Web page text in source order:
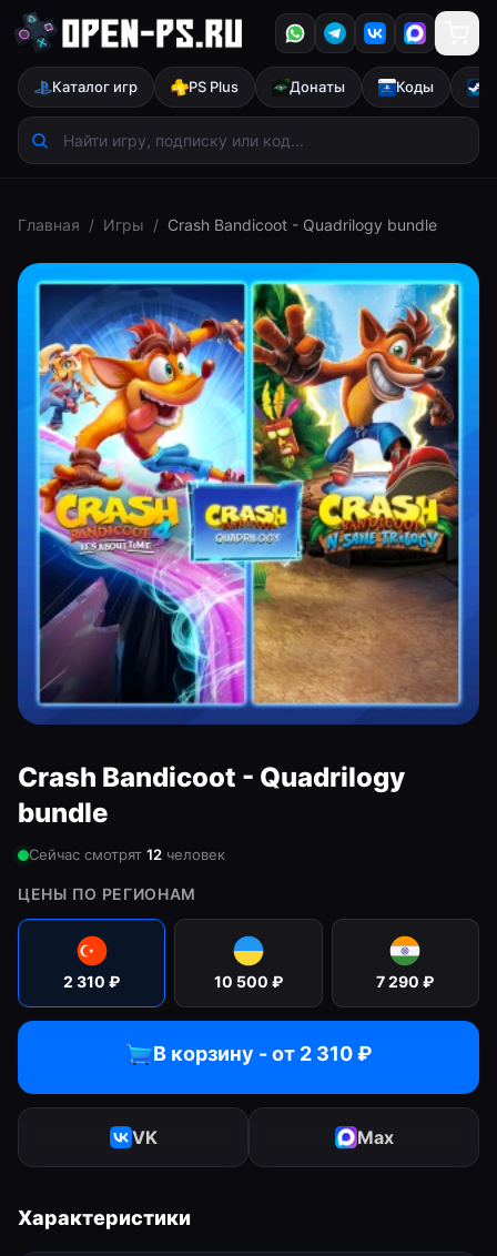
Каталог игр PS Plus Донаты Коды
Главная / Игры / Crash Bandicoot - Quadrilogy bundle
Crash Bandicoot - Quadrilogy
bundle
Сейчас смотрят 12 человек
ЦЕНЫ ПО РЕГИОНАМ
2 310 ₽ 10 500 ₽ 7 290 ₽
В корзину - от 2 310₽
VK Max
Характеристики